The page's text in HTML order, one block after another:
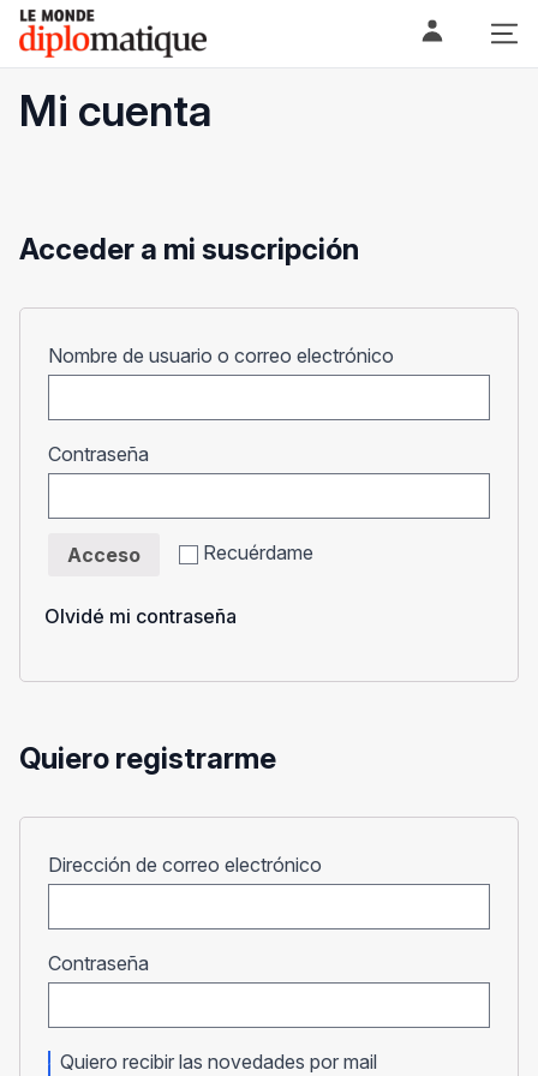
Skip
content
Le monde diplomatique
Mi cuenta
Acceder a mi suscripción
Nombre de usuario o correo electrónico
Contraseña
Recuérdame
Acceso
Olvidé mi contraseña
Quiero registrarme
Dirección de correo electrónico
Contraseña
Quiero recibir las novedades por mail